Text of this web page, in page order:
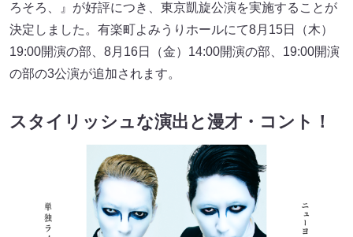
ろそろ、』が好評につき、東京凱旋公演を実施することが
決定しました。有楽町よみうりホールにて8月15日（木）
19:00開演の部、8月16日（金）14:00開演の部、19:00開演
の部の3公演が追加されます。
スタイリッシュな演出と漫才・コント！